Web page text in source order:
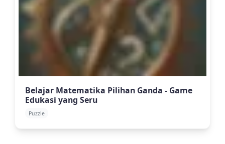
Belajar Matematika Pilihan Ganda - Game
Edukasi yang Seru
Puzzle